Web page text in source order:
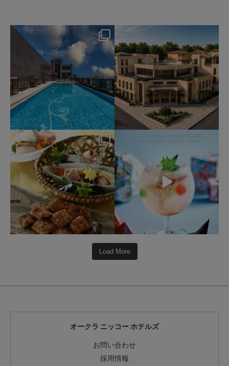
okura_hotels
193 2
7月 31
332 3
okura_hotels
7月 25
414 3 162
Load More
オークラ ニッコー ホテルズ
お問い合わせ
採用情報